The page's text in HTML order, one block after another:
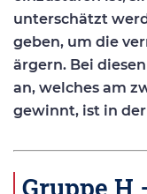
unterschätzt
geben, um die
ärgern. Bei
an, welches am
gewinnt, ist in
Gruppe H